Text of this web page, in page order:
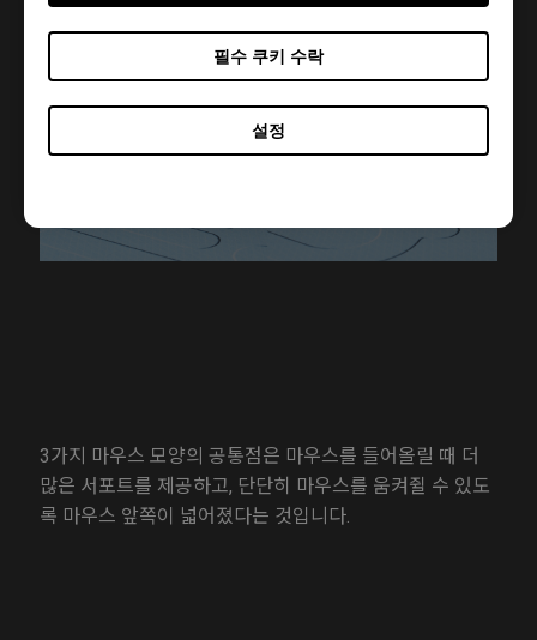
설정
필수 쿠키 수락
3가지 마우스 모양의 공통점은 마우스를 들어올릴 때 더
많은 서포트를 제공하고, 단단히 마우스를 움켜쥘 수 있도
록 마우스 앞쪽이 넓어졌다는 것입니다.